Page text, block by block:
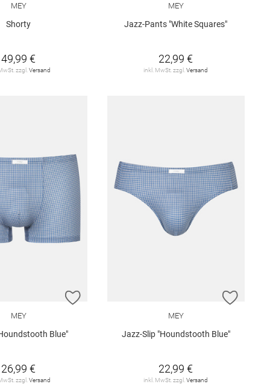
MEY
Shorty
49,99 €
zzgl.Versand
MEY
Jazz-Pants "White Squares"
22,99 €
inkl. MwSt. zzgl.Versand
HINZUFÜGEN
MEY
Blue"
26,99 €
zzgl.Versand
ZUR
MEY
Jazz-Slip "Houndstooth Blue"
22,99 €
inkl. MwSt. zzgl.Versand